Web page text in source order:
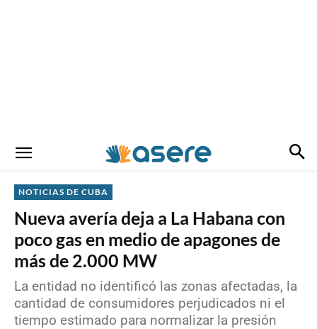
NOTICIAS DE CUBA
Nueva avería deja a La Habana con
poco gas en medio de apagones de
más de 2.000 MW
La entidad no identificó las zonas afectadas, la
cantidad de consumidores perjudicados ni el
tiempo estimado para normalizar la presión